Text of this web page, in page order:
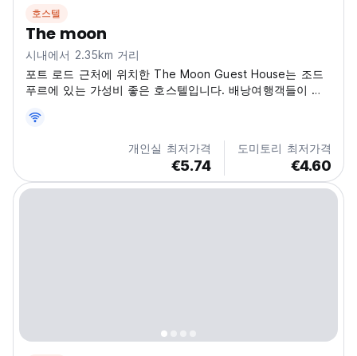
호스텔
The moon
시내에서 2.35km 거리
포트 로드 근처에 위치한 The Moon Guest House는 조드
푸르에 있는 가성비 좋은 호스텔입니다. 배낭여행객들이 도
다. (Auto-translated from original language)
개인실 최저가격
€5.74
도미토리 최저가격
€4.60